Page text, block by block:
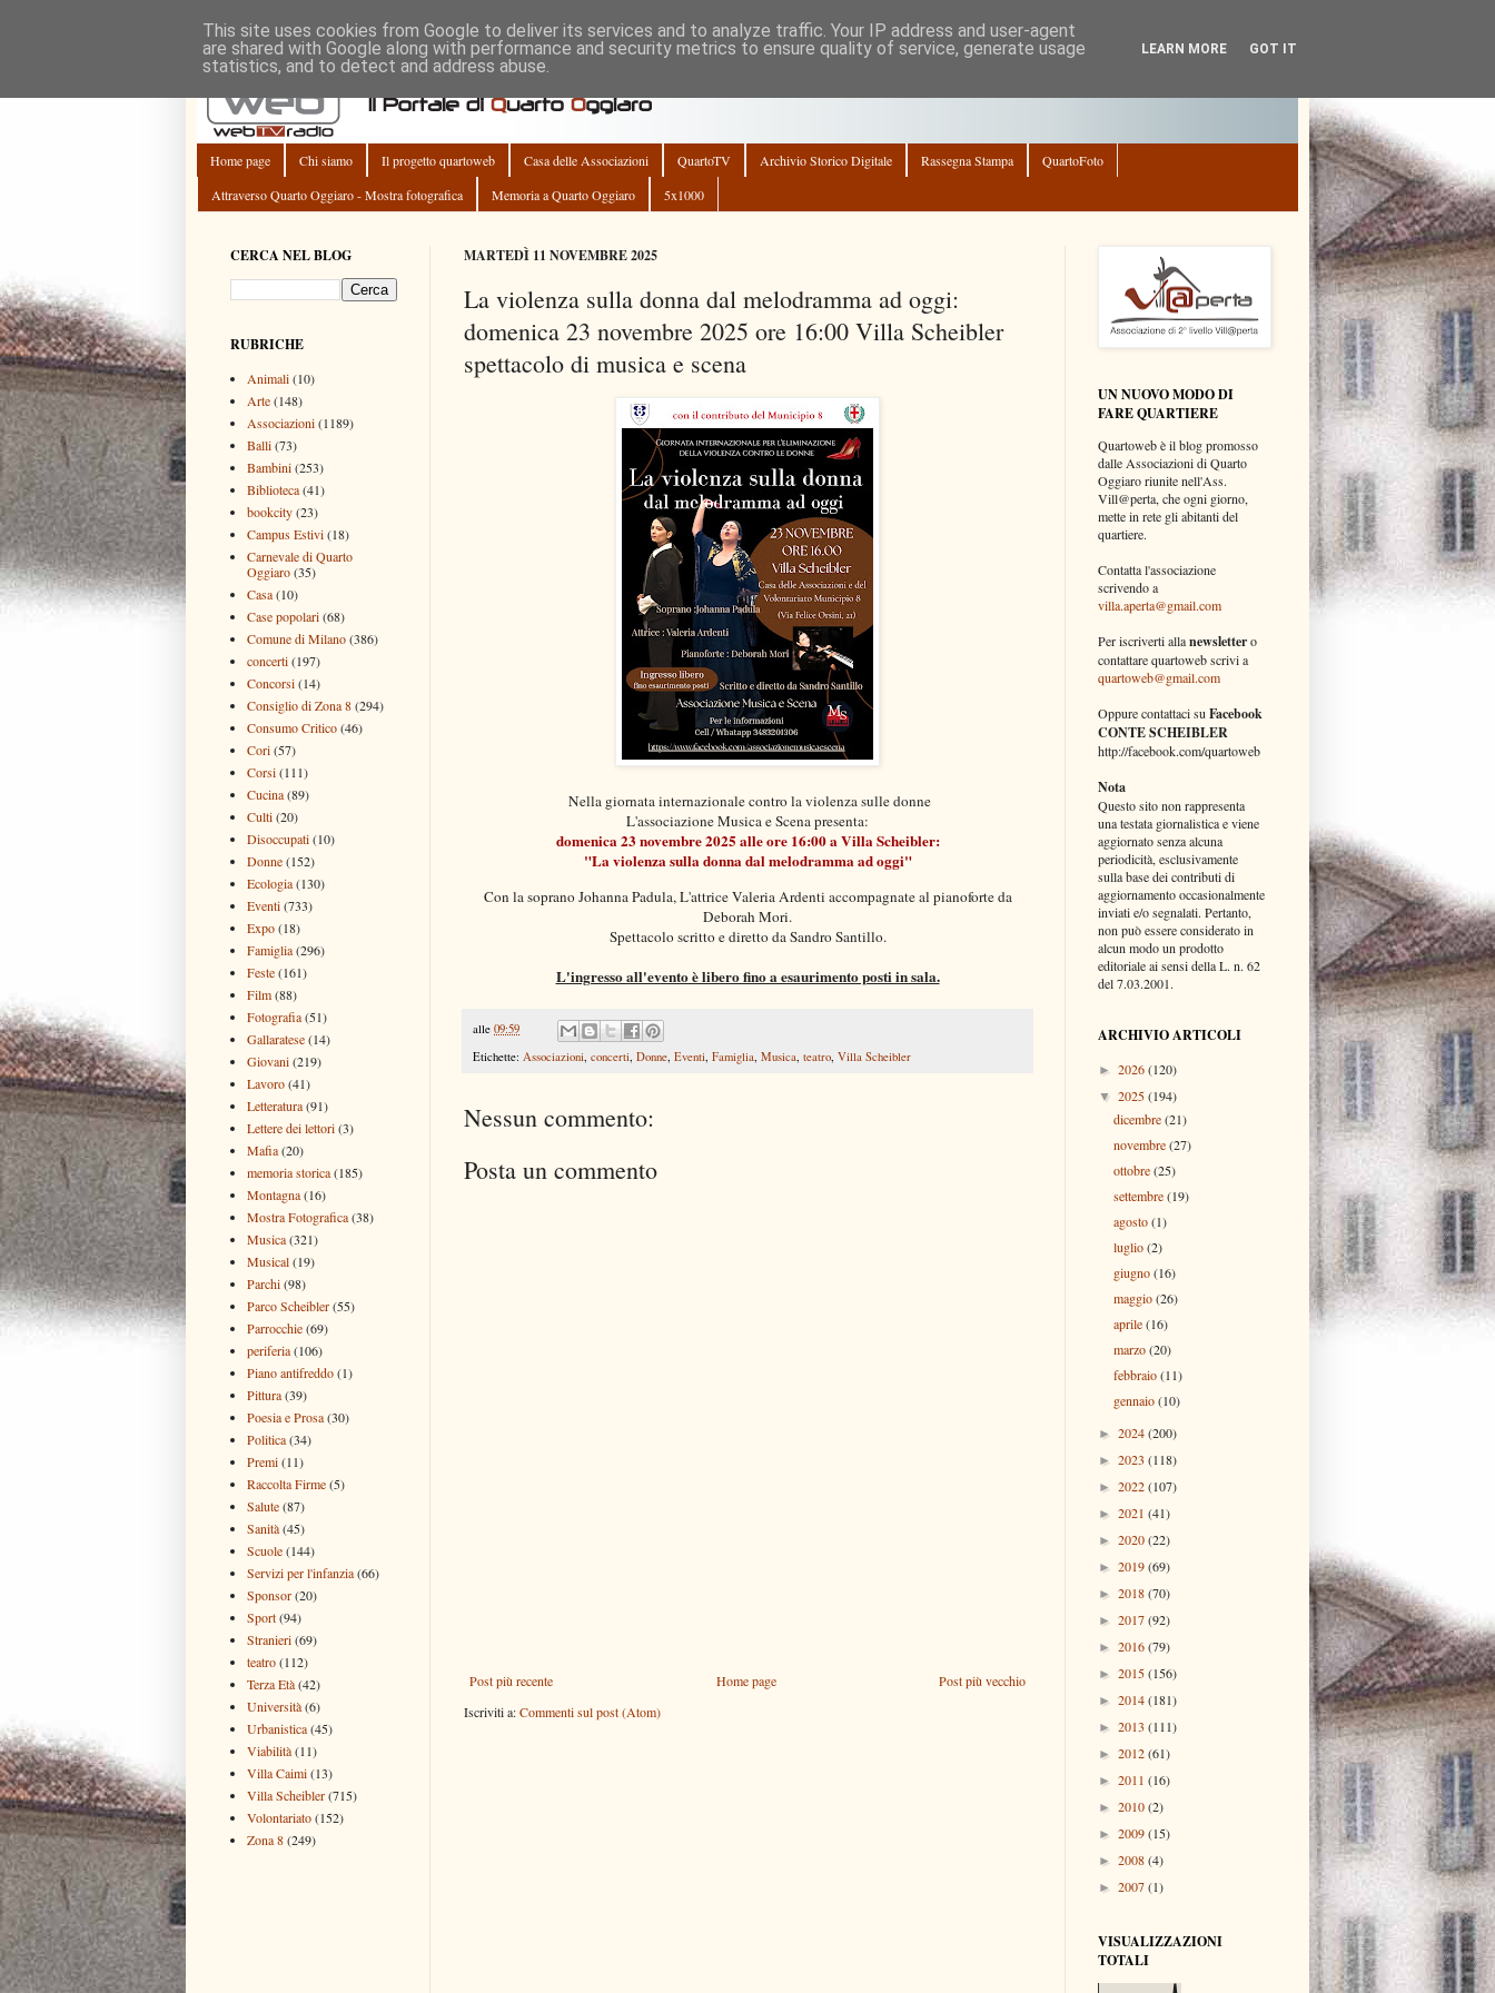
Home page Chi siamo Il progetto quartoweb Casa delle Associazioni QuartoTV Archivio Storico Digitale Rassegna Stampa
QuartoFoto
Attraverso Quarto Oggiaro - Mostra fotografica
Memoria a Quarto Oggiaro 5x1000
MARTEDÌ 11 NOVEMBRE 2025
La violenza sulla donna dal melodramma ad oggi:
domenica 23 novembre 2025 ore 16:00 Villa Scheibler
spettacolo di musica e scena
Nella giornata internazionale contro la violenza sulle donne
L'associazione Musica e Scenapresenta:
domenica 23 novembre 2025 alle ore 16:00 a Villa Scheibler:
"La violenza sulla donna dal melodramma ad oggi"
Con la soprano Johanna Padula, L'attrice Valeria Ardenti accompagnate al pianoforte da
Deborah Mori.
Spettacolo scritto e diretto da Sandro Santillo.
L'ingresso all'evento è libero fino a esaurimento posti in sala.
alle 09:59
Etichette: Associazioni, concerti, Donne, Eventi, Famiglia, Musica, teatro, Villa Scheibler
Nessun commento:
Posta un commento
Post più recente Post più vecchio
Home page
Iscriviti a:Commenti sul post (Atom)
CERCA NEL BLOG
RUBRICHE
Animali(10)
Arte(148)
Associazioni(1189)
Balli(73)
Bambini(253)
Biblioteca(41)
bookcity(23)
Campus Estivi(18)
Carnevale di Quarto
Oggiaro(35)
Casa(10)
Case popolari(68)
Comune di Milano(386)
concerti(197)
Concorsi(14)
Consiglio di Zona 8(294)
Consumo Critico(46)
Cori(57)
Corsi(111)
Cucina(89)
Culti(20)
Disoccupati(10)
Donne(152)
Ecologia(130)
Eventi(733)
Expo(18)
Famiglia(296)
Feste(161)
Film(88)
Fotografia(51)
Gallaratese(14)
Giovani(219)
Lavoro(41)
Letteratura(91)
Lettere dei lettori(3)
Mafia(20)
memoria storica(185)
Montagna(16)
Mostra Fotografica(38)
Musica(321)
Musical(19)
Parchi(98)
Parco Scheibler(55)
Parrocchie(69)
periferia(106)
Piano antifreddo(1)
Pittura(39)
Poesia e Prosa(30)
Politica(34)
Premi(11)
Raccolta Firme(5)
Salute(87)
Sanità(45)
Scuole(144)
Servizi per l'infanzia(66)
Sponsor(20)
Sport(94)
Stranieri(69)
teatro(112)
Terza Età(42)
Università(6)
Urbanistica(45)
Viabilità(11)
Villa Caimi(13)
Villa Scheibler(715)
Volontariato(152)
Zona 8(249)
UN NUOVO MODO DI
FARE QUARTIERE
Quartoweb è il blog promosso
dalle Associazioni di Quarto
Oggiaro riunite nell'Ass.
Vill@perta, che ogni giorno,
mette in rete gli abitanti del
quartiere.
Contatta l'associazione
scrivendo a
villa.aperta@gmail.com
Per iscriverti allanewslettero
contattare quartoweb scrivi a
quartoweb@gmail.com
Oppure contattaci su Facebook
CONTE SCHEIBLER
http://facebook.com/quartoweb
Nota
Questo sito non rappresenta
una testata giornalistica e viene
aggiornato senza alcuna
periodicità, esclusivamente
sulla base dei contributi di
aggiornamento occasionalmente
inviati e/o segnalati. Pertanto,
non può essere considerato in
alcun modo un prodotto
editoriale ai sensi della L. n. 62
del 7.03.2001.
ARCHIVIO ARTICOLI
► 2026(120)
▼ 2025(194)
dicembre(21)
novembre(27)
ottobre(25)
settembre(19)
agosto(1)
luglio(2)
giugno(16)
maggio(26)
aprile(16)
marzo(20)
febbraio(11)
gennaio(10)
► 2024(200)
► 2023 (118)
► 2022(107)
► 2021 (41)
► 2020(22)
► 2019(69)
► 2018(70)
► 2017(92)
► 2016(79)
► 2015(156)
► 2014(181)
► 2013 (111)
► 2012(61)
► 2011 (16)
► 2010(2)
► 2009(15)
► 2008(4)
► 2007(1)
VISUALIZZAZIONI
TOTALI
This site uses cookies from Google to deliver its services and to analyze traffic. Your IP address and user-agent
are shared with Google along with performance and security metrics to ensure quality of service, generate usage
statistics, and to detect and address abuse.
LEARN MORE GOT IT